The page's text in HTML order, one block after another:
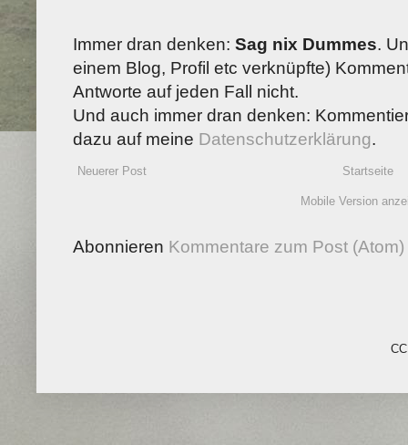
Immer dran denken: Sag nix Dummes.
einem Blog, Profil etc verknüpfte)
Antworte auf jeden Fall nicht.
Und auch immer dran denken:
dazu auf meine Datenschutzerklärung.
Neuerer Post Startseite
Mobile Version
Abonnieren Kommentare zum Post (Atom)